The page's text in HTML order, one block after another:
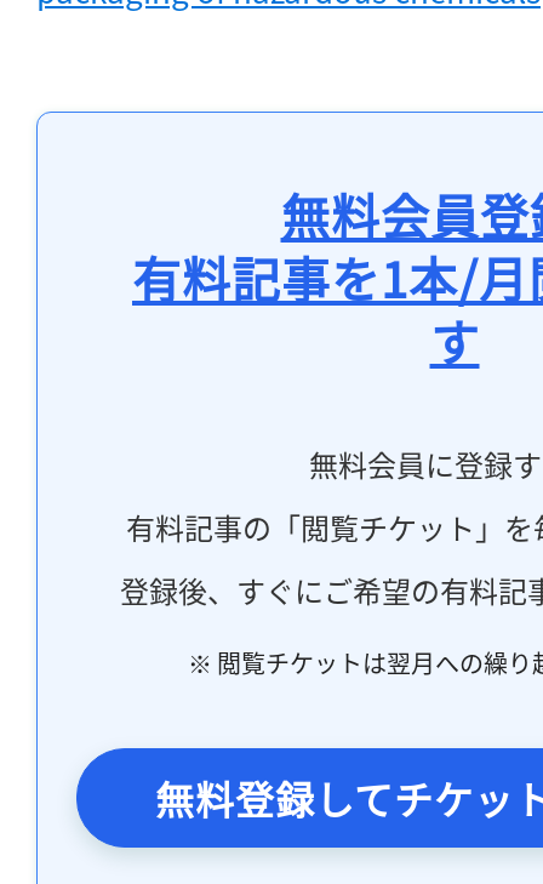
無料会員
有料記事を1本/
す
無料会員に登録
有料記事の「閲覧チケット」
登録後、すぐにご希望の有料記
※ 閲覧チケットは翌月への繰り
無料登録してチケッ